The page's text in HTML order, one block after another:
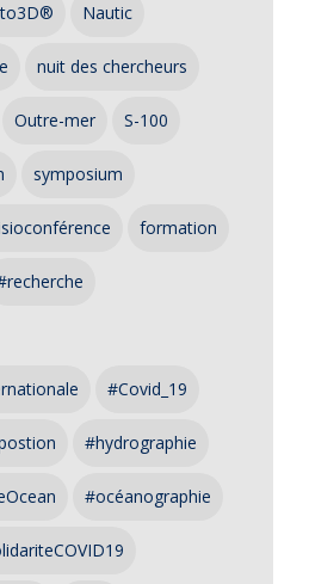
Nautic
nuit des chercheurs
Outre-mer S-100
symposium
formation
#Covid_19
#hydrographie
#océanographie